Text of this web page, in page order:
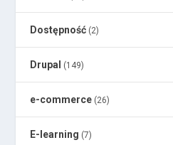
Dostępność (2)
Drupal (149)
e-commerce (26)
E-learning (7)